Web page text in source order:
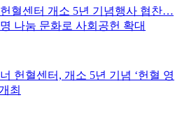
혈센터 개소 5년 기념행사 협찬…
나눔 문화로 사회공헌 확대
헌혈센터, 개소 5년 기념 ‘헌혈 영
최